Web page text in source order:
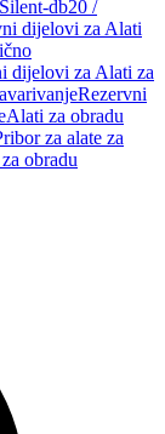
db20 /
dijelovi za Alati
dijelovi za Alati za
Rezervni
Alati za obradu
za alate za
obradu